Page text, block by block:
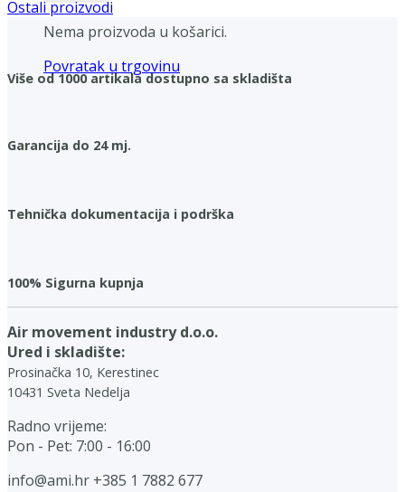
Nema proizvoda u košarici.
Povratak u trgovinu
Ostali proizvodi
Više od 1000 artikala dostupno sa skladišta
Garancija do 24 mj.
Tehnička dokumentacija i podrška
100% Sigurna kupnja
Air movement industry d.o.o.
Ured i skladište:
Prosinačka 10, Kerestinec
10431 Sveta Nedelja
Radno vrijeme:
Pon - Pet: 7:00 - 16:00
info@ami.hr +385 1 7882 677